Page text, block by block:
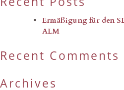
Ermäßigung für den
ALM
Recent Comments
Archives